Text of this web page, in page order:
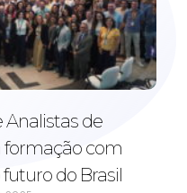
Analistas de
formação com
do Brasil